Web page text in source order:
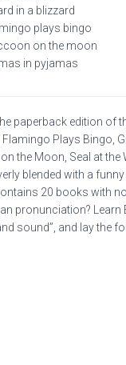
in a blizzard
plays bingo
on the moon
in pyjamas
paperback edition of
Flamingo Plays Bingo,
the Moon, Seal at the
blended with a
20 books with
pronunciation?
sound”, and lay the